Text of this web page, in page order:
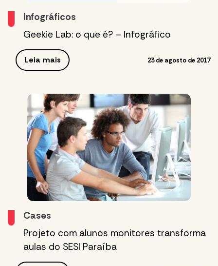
Infográficos
Geekie Lab: o que é? – Infográfico
Leia mais 23 de agosto de 2017
Cases
Projeto com alunos monitores transforma
aulas do SESI Paraíba